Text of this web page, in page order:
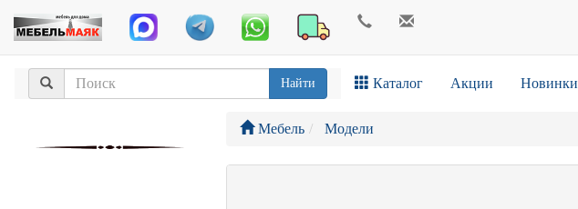
Найти Каталог Акции Новинки
Мебель Модели